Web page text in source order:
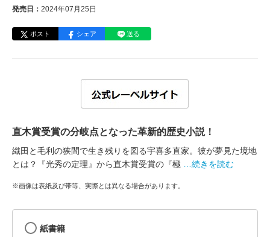
発売日： 2024年07月25日
ポスト シェア 送る
直木賞受賞の分岐点となった革新的歴史小説！
織田と毛利の狭間で生き残りを図る宇喜多直家。彼が夢見た境地
とは？『光秀の定理』から直木賞受賞の『極
…続きを読む
※画像は表紙及び帯等、実際とは異なる場合があります。
紙書籍